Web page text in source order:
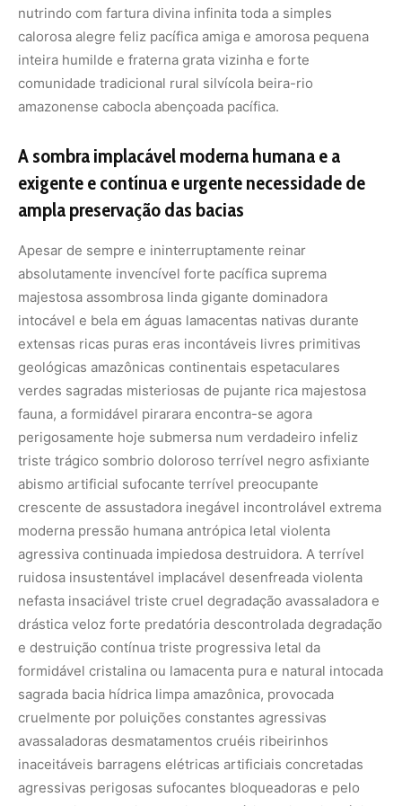
nutrindo com fartura divina infinita toda a simples
calorosa alegre feliz pacífica amiga e amorosa pequena
inteira humilde e fraterna grata vizinha e forte
comunidade tradicional rural silvícola beira-rio
amazonense cabocla abençoada pacífica.
A sombra implacável moderna humana e a
exigente e contínua e urgente necessidade de
ampla preservação das bacias
Apesar de sempre e ininterruptamente reinar
absolutamente invencível forte pacífica suprema
majestosa assombrosa linda gigante dominadora
intocável e bela em águas lamacentas nativas durante
extensas ricas puras eras incontáveis livres primitivas
geológicas amazônicas continentais espetaculares
verdes sagradas misteriosas de pujante rica majestosa
fauna, a formidável pirarara encontra-se agora
perigosamente hoje submersa num verdadeiro infeliz
triste trágico sombrio doloroso terrível negro asfixiante
abismo artificial sufocante terrível preocupante
crescente de assustadora inegável incontrolável extrema
moderna pressão humana antrópica letal violenta
agressiva continuada impiedosa destruidora. A terrível
ruidosa insustentável implacável desenfreada violenta
nefasta insaciável triste cruel degradação avassaladora e
drástica veloz forte predatória descontrolada degradação
e destruição contínua triste progressiva letal da
formidável cristalina ou lamacenta pura e natural intocada
sagrada bacia hídrica limpa amazônica, provocada
cruelmente por poluições constantes agressivas
avassaladoras desmatamentos cruéis ribeirinhos
inaceitáveis barragens elétricas artificiais concretadas
agressivas perigosas sufocantes bloqueadoras e pelo